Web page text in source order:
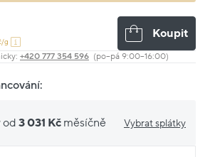
g
Koupit
+420 777 354 596 (po–pá 9:00–16:00)
od 3 031 Kč měsíčně Vybrat splátky